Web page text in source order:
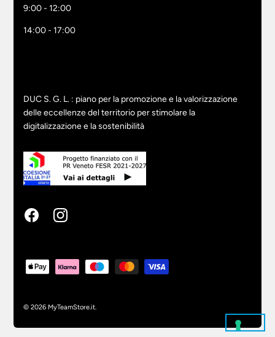
9:00 - 12:00
14:00 - 17:00
DUC S. G. L. : piano per la promozione e la valorizzazione
delle eccellenze del territorio per stimolare la
digitalizzazione e la sostenibilità
© 2026 MyTeamStore.it.